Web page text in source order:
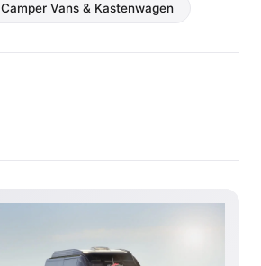
Camper Vans & Kastenwagen